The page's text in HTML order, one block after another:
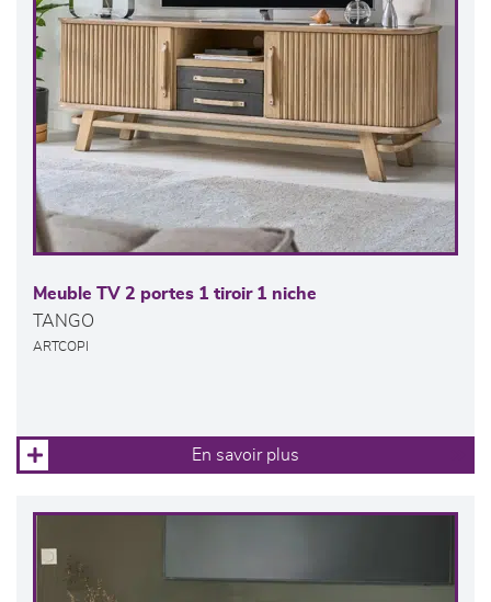
Meuble TV 2 portes 1 tiroir 1 niche
TANGO
ARTCOPI
En savoir plus